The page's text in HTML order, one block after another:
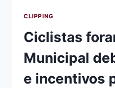
CLIPPING
Ciclistas
Municipal
e incentivos